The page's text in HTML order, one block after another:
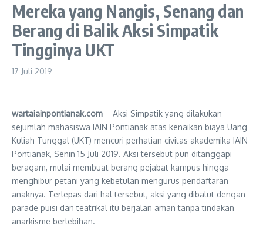
Mereka yang Nangis, Senang dan
Berang di Balik Aksi Simpatik
Tingginya UKT
17 Juli 2019
wartaiainpontianak.com – Aksi Simpatik yang dilakukan
sejumlah mahasiswa IAIN Pontianak atas kenaikan biaya Uang
Kuliah Tunggal (UKT) mencuri perhatian civitas akademika IAIN
Pontianak, Senin 15 Juli 2019. Aksi tersebut pun ditanggapi
beragam, mulai membuat berang pejabat kampus hingga
menghibur petani yang kebetulan mengurus pendaftaran
anaknya. Terlepas dari hal tersebut, aksi yang dibalut dengan
parade puisi dan teatrikal itu berjalan aman tanpa tindakan
anarkisme berlebihan.